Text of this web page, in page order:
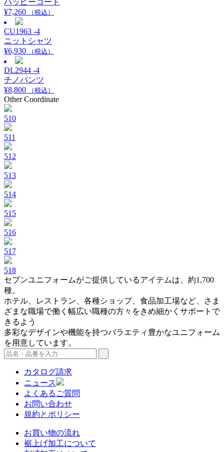
¥7,260 （税込）
CU1963 -4
ニットシャツ
¥6,930 （税込）
DL2944 -4
チノパンツ
¥8,800 （税込）
Other Coordinate
510
511
512
513
514
515
516
517
518
セブンユニフォームがご提供しているアイテムは、約1,700
種。
ホテル、レストラン、各種ショップ、食品加工場など、さま
ざまな職場で働く幅広い職種の方々をきめ細かくサポートで
きるよう
多彩なデザインや機能を持つバラエティ豊かなユニフォーム
を用意しています。
カタログ請求
ニュース
よくあるご質問
お問い合わせ
規約とポリシー
お買い物の流れ
裾上げ加工について